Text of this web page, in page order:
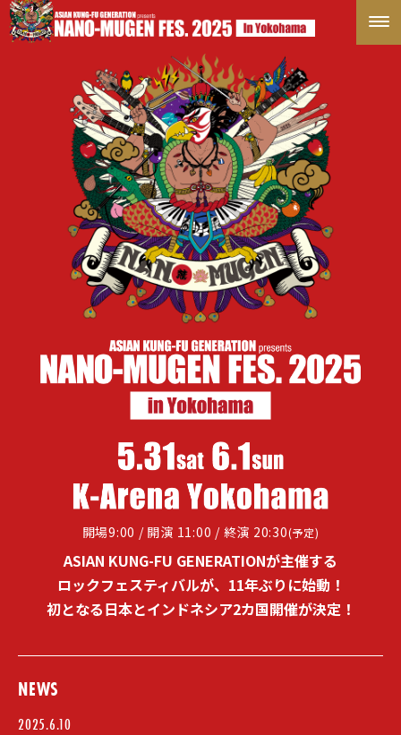
開場9:00 / 開演 11:00 / 終演 20:30(予定)
ASIAN KUNG-FU GENERATIONが主催する
ロックフェスティバルが、 11年ぶりに始動！
初となる日本とインドネシア2カ国開催が決定！
NEWS
2025.6.10